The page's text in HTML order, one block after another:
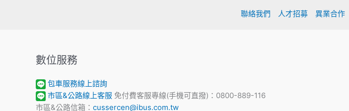
聯絡我們 人才招募 異業合作
數位服務
包車服務線上諮詢
市區&公路線上客服 免付費客服專線(手機可直撥)：0800-889-116
市區&公路信箱： cussercen@ibus.com.tw